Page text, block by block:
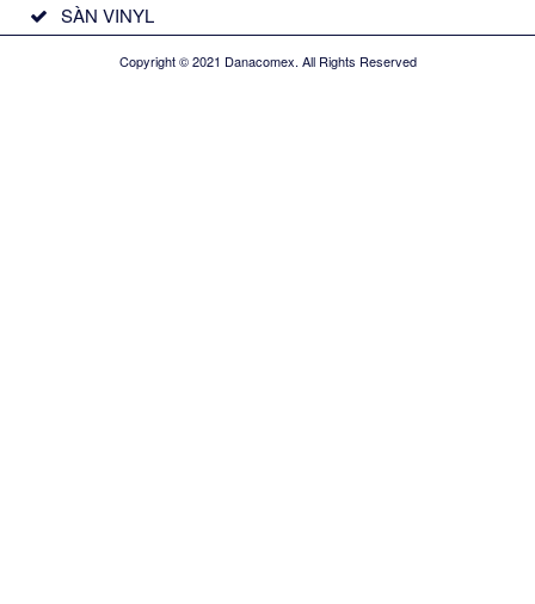
SÀN VINYL
Copyright © 2021 Danacomex. All Rights Reserved